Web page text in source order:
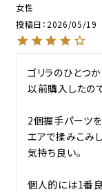
女性
投稿日 2026/05/19
ゴリラのひとつ
以前購入したの
2個握手パーツ
エアで揉みこみ
気持ち良い。
個人的には1番